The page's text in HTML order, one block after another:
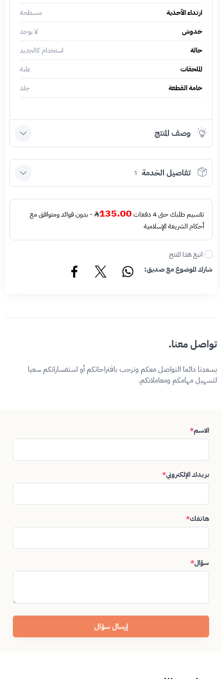
ارتداء الأحذية
مسطحة
خدوش
لا يوجد
حالة
استخدام كالجديد
الملحقات
علبة
خامة القطعة
جلد
وصف المنتج
تفاصيل الخدمة 1
تقسيم طلبك حتى 4 دفعات 135.00
- بدون فوائد ومتوافق مع
أحكام الشريعة الإسلامية
اتبع هذا المنتج
شارك الموضوع مع صديق:
تواصل معنا.
يسعدنا دائما التواصل معكم ونرحب باقتراحاتكم أو استفساراتكم سعيا
لتسهيل مهامكم ومعاملاتكم.
الاسم*
بريدك الإلكتروني*
هاتفك*
سؤال*
إرسال سؤال